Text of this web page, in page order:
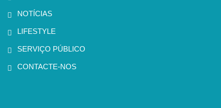
NOTÍCIAS
LIFESTYLE
SERVIÇO PÚBLICO
CONTACTE-NOS